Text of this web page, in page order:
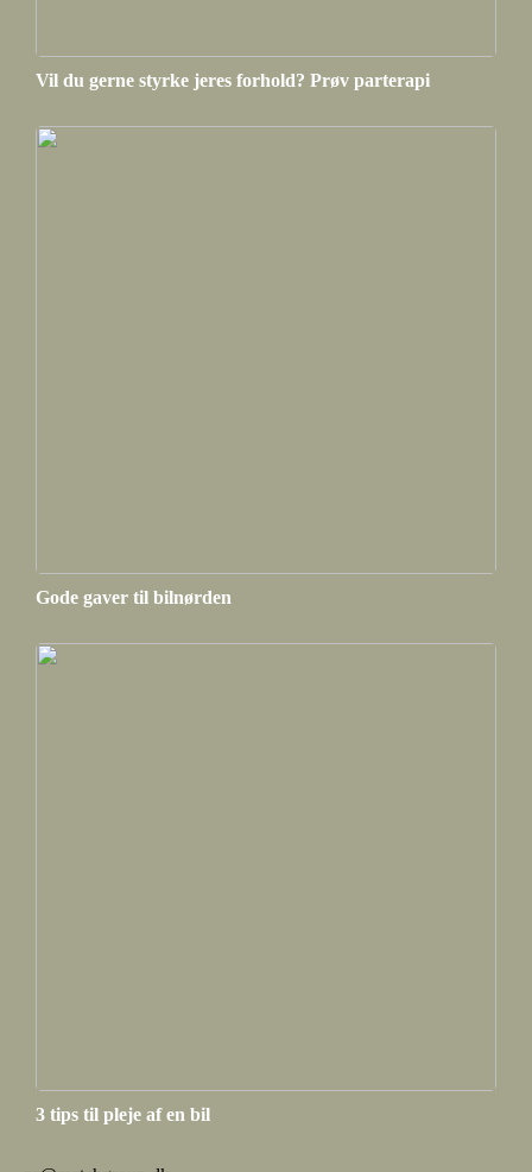
Vil du gerne styrke jeres forhold? Prøv parterapi
Gode gaver til bilnørden
3 tips til pleje af en bil